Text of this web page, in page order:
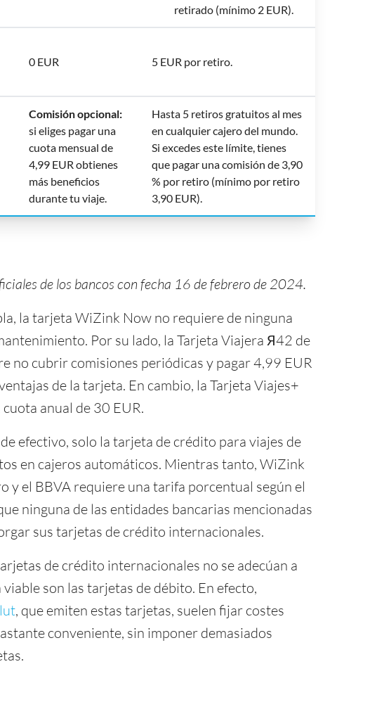
retirado (mínimo 2 EUR).
0 EUR 5 EUR por retiro.
Comisión opcional:
si eliges pagar una
cuota mensual de
4,99 EUR obtienes
más beneficios
durante tu viaje.
Hasta 5 retiros gratuitos al mes
en cualquier cajero del mundo.
Si excedes este límite, tienes
que pagar una comisión de 3,90
% por retiro (mínimo por retiro
3,90 EUR).
de los bancos con fecha 16 de febrero de 2024.
la tarjeta WiZink Now no requiere de ninguna
Por su lado, la Tarjeta Viajera Я42 de
no cubrir comisiones periódicas y pagar 4,99 EUR
de la tarjeta. En cambio, la Tarjeta Viajes+
anual de 30 EUR.
efectivo, solo la tarjeta de crédito para viajes de
en cajeros automáticos. Mientras tanto, WiZink
y el BBVA requiere una tarifa porcentual según el
ninguna de las entidades bancarias mencionadas
sus tarjetas de crédito internacionales.
de crédito internacionales no se adecúan a
son las tarjetas de débito. En efecto,
, que emiten estas tarjetas, suelen fijar costes
conveniente, sin imponer demasiados